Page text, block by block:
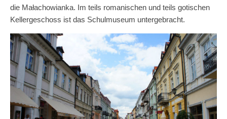
die Małachowianka. Im teils romanischen und teils gotischen
Kellergeschoss ist das Schulmuseum untergebracht.